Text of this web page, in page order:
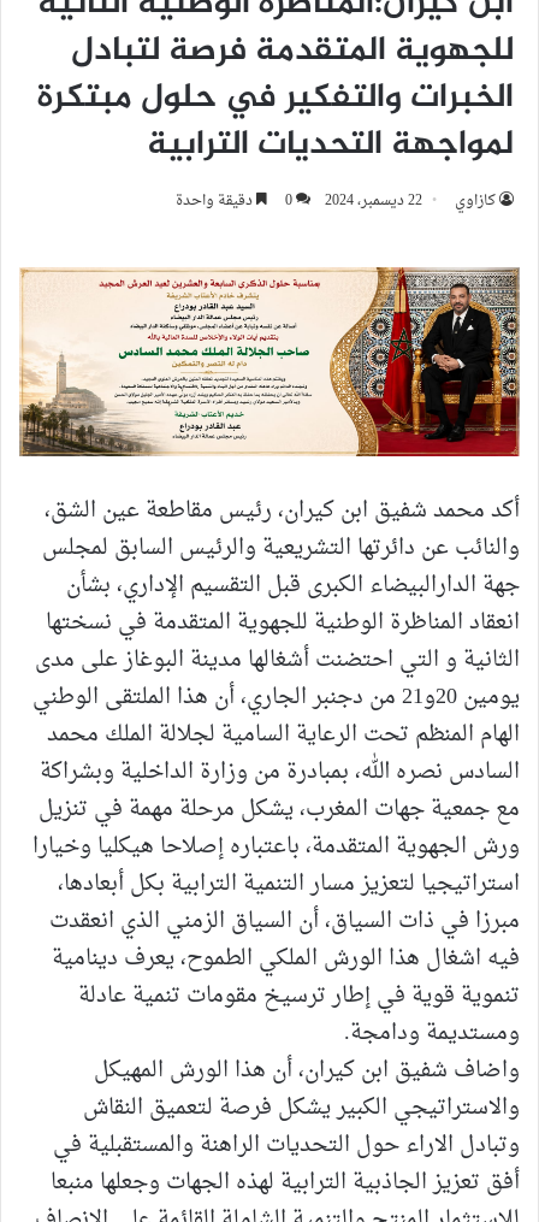
للجهوية المتقدمة فرصة لتبادل
الخبرات والتفكير في حلول مبتكرة
لمواجهة التحديات الترابية
كازاوي 22 ديسمبر، 2024 0 دقيقة واحدة
أكد محمد شفيق ابن كيران، رئيس مقاطعة عين الشق،
والنائب عن دائرتها التشريعية والرئيس السابق لمجلس
جهة الدارالبيضاء الكبرى قبل التقسيم الإداري، بشأن
انعقاد المناظرة الوطنية للجهوية المتقدمة في نسختها
الثانية و التي احتضنت أشغالها مدينة البوغاز على مدى
يومين 20و21 من دجنبر الجاري، أن هذا الملتقى الوطني
الهام المنظم تحت الرعاية السامية لجلالة الملك محمد
السادس نصره الله، بمبادرة من وزارة الداخلية وبشراكة
مع جمعية جهات المغرب، يشكل مرحلة مهمة في تنزيل
ورش الجهوية المتقدمة، باعتباره إصلاحا هيكليا وخيارا
استراتيجيا لتعزيز مسار التنمية الترابية بكل أبعادها،
مبرزا في ذات السياق، أن السياق الزمني الذي انعقدت
فيه اشغال هذا الورش الملكي الطموح، يعرف دينامية
تنموية قوية في إطار ترسيخ مقومات تنمية عادلة
ومستديمة ودامجة.
واضاف شفيق ابن كيران، أن هذا الورش المهيكل
والاستراتيجي الكبير يشكل فرصة لتعميق النقاش
وتبادل الاراء حول التحديات الراهنة والمستقبلية في
أفق تعزيز الجاذبية الترابية لهذه الجهات وجعلها منبعا